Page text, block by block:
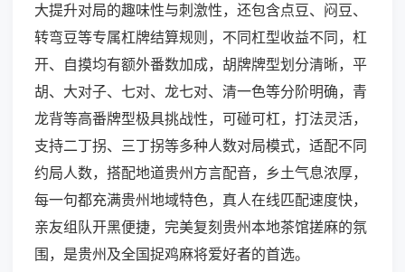
大提升对局的趣味性与刺激性，还包含点豆、闷豆、
转弯豆等专属杠牌结算规则，不同杠型收益不同，杠
开、自摸均有额外番数加成，胡牌牌型划分清晰，平
胡、大对子、七对、龙七对、清一色等分阶明确，青
龙背等高番牌型极具挑战性，可碰可杠，打法灵活，
支持二丁拐、三丁拐等多种人数对局模式，适配不同
约局人数，搭配地道贵州方言配音，乡土气息浓厚，
每一句都充满贵州地域特色，真人在线匹配速度快，
亲友组队开黑便捷，完美复刻贵州本地茶馆搓麻的氛
围，是贵州及全国捉鸡麻将爱好者的首选。